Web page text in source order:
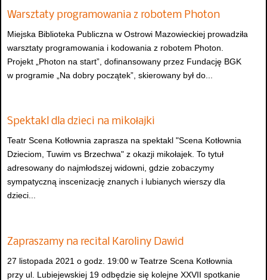
Warsztaty programowania z robotem Photon
Miejska Biblioteka Publiczna w Ostrowi Mazowieckiej prowadziła
warsztaty programowania i kodowania z robotem Photon.
Projekt „Photon na start”, dofinansowany przez Fundację BGK
w programie „Na dobry początek”, skierowany był do...
Spektakl dla dzieci na mikołajki
Teatr Scena Kotłownia zaprasza na spektakl "Scena Kotłownia
Dzieciom, Tuwim vs Brzechwa" z okazji mikołajek. To tytuł
adresowany do najmłodszej widowni, gdzie zobaczymy
sympatyczną inscenizację znanych i lubianych wierszy dla
dzieci...
Zapraszamy na recital Karoliny Dawid
27 listopada 2021 o godz. 19:00 w Teatrze Scena Kotłownia
przy ul. Lubiejewskiej 19 odbędzie się kolejne XXVII spotkanie